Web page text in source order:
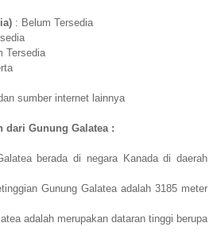
: Belum Tersedia
Tersedia
sumber internet lainnya
dari Gunung Galatea :
berada di negara Kanada di daerah
Gunung Galatea adalah 3185 meter
adalah merupakan dataran tinggi berupa